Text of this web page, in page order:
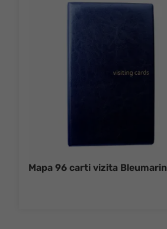
Mapa 96 carti vizita Bleumarin